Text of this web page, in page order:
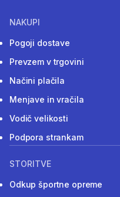
NAKUPI
Pogoji dostave
Prevzem v trgovini
Načini plačila
Menjave in vračila
Vodič velikosti
Podpora strankam
STORITVE
Odkup športne opreme